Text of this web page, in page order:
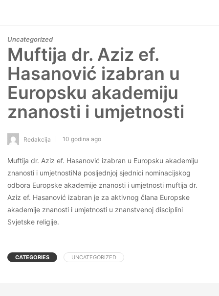
Uncategorized
Muftija dr. Aziz ef.
Hasanović izabran u
Europsku akademiju
znanosti i umjetnosti
Redakcija 10 godina ago
Muftija dr. Aziz ef. Hasanović izabran u Europsku akademiju
znanosti i umjetnostiNa posljednjoj sjednici nominacijskog
odbora Europske akademije znanosti i umjetnosti muftija dr.
Aziz ef. Hasanović izabran je za aktivnog člana Europske
akademije znanosti i umjetnosti u znanstvenoj disciplini
Svjetske religije.
CATEGORIES UNCATEGORIZED